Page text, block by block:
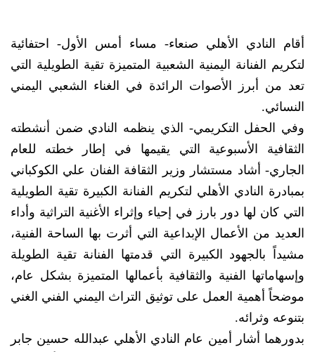
أقام النادي الأهلي صنعاء- مساء أمس الأول- احتفائية
لتكريم الفنانة اليمنية الشعبية المتميزة تقية الطويلية التي
تعد من أبرز الأصوات الرائدة في الغناء الشعبي اليمني
النسائي.
وفي الحفل التكريمي- الذي ينظمه النادي ضمن أنشطته
الثقافية الأسبوعية التي يقيمها في إطار خطته للعام
الجاري- أشاد مستشار وزير الثقافة الفنان علي الكوكباني
بمبادرة النادي الأهلي لتكريم الفنانة الكبيرة تقية الطويلية
التي كان لها دور بارز في إحياء وإثراء الأغنية التراثية وأداء
العديد من الأعمال الإبداعية التي أثرت بها الساحة الفنية،
مشيداً بالجهود الكبيرة التي قدمتها الفنانة تقية الطويلة
وإسهاماتها الفنية والثقافية بأعمالها المتميزة بشكل عام،
موضحاً أهمية العمل على توثيق التراث اليمني الفني الغني
بتنوعه وثرائه.
بدورهما أشار أمين عام النادي الأهلي عبدالله حسين جابر